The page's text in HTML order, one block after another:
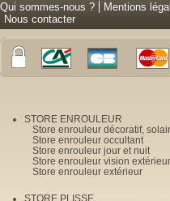
Qui sommes-nous ? Mentions
Nous contacter
STORE ENROULEUR
Store enrouleur décoratif,
Store enrouleur occultant
Store enrouleur jour et nuit
Store enrouleur vision
Store enrouleur extérieur
STORE PLISSE